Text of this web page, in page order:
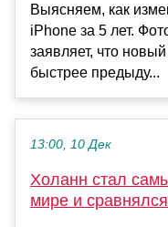
Выясняем, как
iPhone за 5 лет.
заявляет, что
быстрее предыду...
13:00, 10 Дек
Холанн стал
мире и